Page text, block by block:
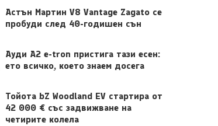
Астън Мартин V8 Vantage Zagato се
пробуди след 40-годишен сън
Ауди A2 e-tron пристига тази есен:
ето всичко, което знаем досега
Тойота bZ Woodland EV стартира от
42 000 € със задвижване на
четирите колела